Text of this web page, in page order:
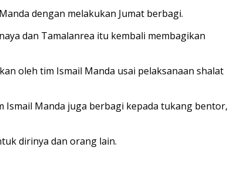
dengan melakukan Jumat berbagi.
dan Tamalanrea itu kembali membagikan
oleh tim Ismail Manda usai pelaksanaan shalat
Ismail Manda juga berbagi kepada tukang bentor,
dirinya dan orang lain.